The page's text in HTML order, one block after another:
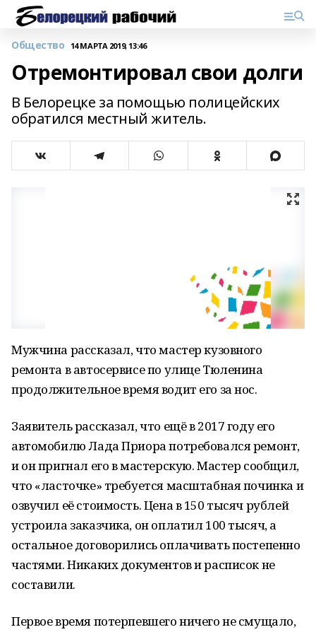
Общество 14 МАРТА 2019, 13:46
Отремонтировал свои долги
В Белорецке за помощью полицейских
обратился местный житель.
Мужчина рассказал, что мастер кузовного
ремонта в автосервисе по улице Тюленина
продолжительное время водит его за нос.
Заявитель рассказал, что ещё в 2017 году его
автомобилю Лада Приора потребовался ремонт,
и он пригнал его в мастерскую. Мастер сообщил,
что «ласточке» требуется масштабная починка и
озвучил её стоимость. Цена в 150 тысяч рублей
устроила заказчика, он оплатил 100 тысяч, а
остальное договорились оплачивать постепенно
частями. Никаких документов и расписок не
составили.
Первое время потерпевшего ничего не смущало,